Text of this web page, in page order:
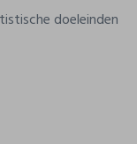
doeleinden